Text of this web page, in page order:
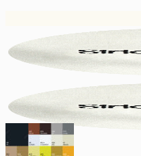
ยัง